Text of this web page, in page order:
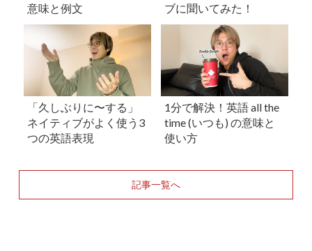
意味と例文
ブに聞いてみた！
「久しぶりに〜する」
ネイティブがよく使う3
つの英語表現
1分で解決！英語 all the
time (いつも) の意味と
使い方
記事一覧へ